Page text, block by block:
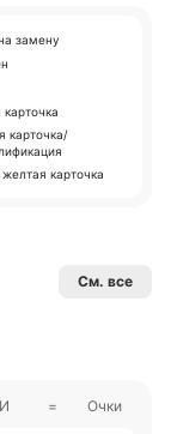
замену
карточка/
карточка
См. все
И = Очки